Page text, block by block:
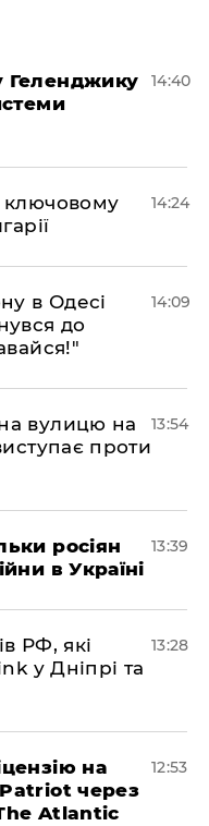
Геленджику
14:40
ключовому
14:24
в Одесі
до
14:09
вулицю на
проти
13:54
росіян
в Україні
13:39
РФ, які
у Дніпрі та
13:28
на
через
Atlantic
12:53